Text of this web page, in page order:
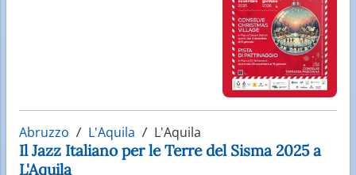
Abruzzo L'Aquila L'Aquila
Il Jazz Italiano per le Terre del Sisma 2025 a
L'Aquila